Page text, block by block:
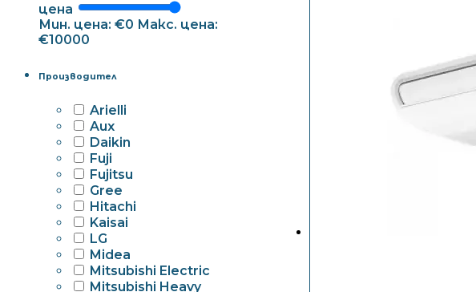
цена
Мин. цена: €0 Макс. цена:
€10000
Производител
Arielli
Aux
Daikin
Fuji
Fujitsu
Gree
Hitachi
Kaisai
LG
Midea
Mitsubishi Electric
Mitsubishi Heavy